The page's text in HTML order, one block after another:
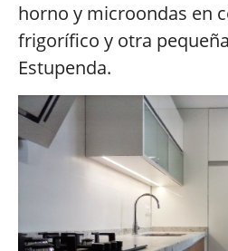
horno y microondas en
frigorífico y otra
Estupenda.